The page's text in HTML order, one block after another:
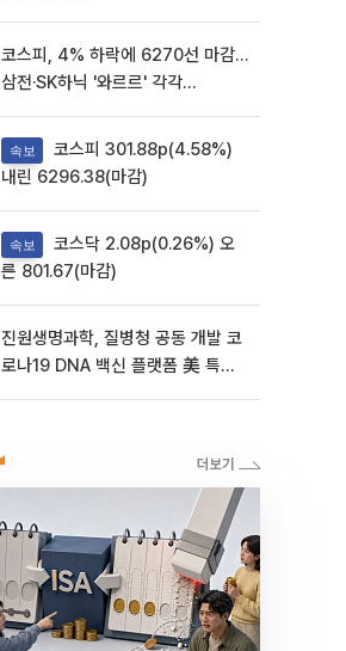
코스피, 4% 하락에 6270선 마감…
삼전·SK하닉 '와르르' 각각
속보
내린 6296.38(마감)
속보
른 801.67(마감)
진원생명과학, 질병청 공동 개발 코
로나19 DNA 백신 플랫폼 美 특허